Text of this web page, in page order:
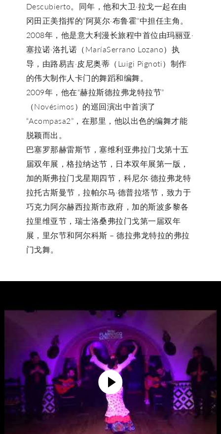
Descubierto。同年，他和大卫·拉戈一起在由
冈田正美指挥的“阿莫尔·布鲁霍”中担任主角。
2008年，他是意大利漫长旅程中首位由玛丽亚·
塞拉诺·洛扎诺（MaríaSerrano Lozano）执
导，由路易吉·皮尼奥蒂（Luigi Pignoti）制作
的伟大制作人卡门的舞蹈和编舞。
2009年，他在“赫拉斯德拉弗龙特拉节”
（Novésimos）的巡回演出中首演了
“Acompasa2”，在那里，他以出色的编舞才能
脱颖而出。
巴塞罗那赫雷斯节，塞维利亚弗拉门戈第十五
届双年展，格拉纳达节，日本双年展第一版，
加的斯弗拉门戈星期四节，科尼尔·德拉弗龙特
拉托古斯曼节，拉帕尔马·德普拉塔节，致力于
巧克力阿尔赫西拉斯市政府，加的斯波多黎各
拉里维亚节，瑞士洛桑弗拉门戈第一届双年
展，里尔节和阿尔科斯 – 德拉弗龙特拉的弗拉
门戈舞。